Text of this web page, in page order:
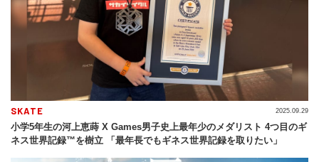
SKATE
小学5年生の河上恵蒔 X Games男子史上最年少のメダリスト 4つ目のギ
ネス世界記録™を樹立 「最年長でもギネス世界記録を取りたい」
2025.09.29